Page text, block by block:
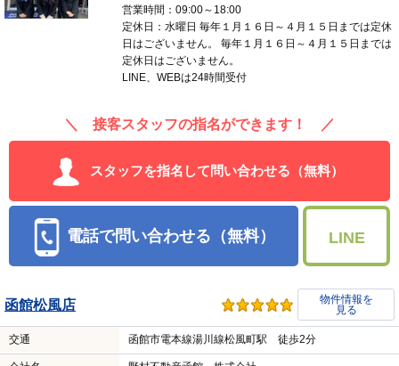
営業時間：09:00～18:00
定休日：水曜日 毎年１月１６日～４月１５日までは定休
日はございません。 毎年１月１６日～４月１５日までは
定休日はございません。
LINE、WEBは24時間受付
＼ 接客スタッフの指名ができます！ ／
スタッフを指名して問い合わせる（無料）
電話で問い合わせる（無料） LINE
函館松風店
物件情報を
見る
交通 函館市電本線湯川線松風町駅 徒歩2分